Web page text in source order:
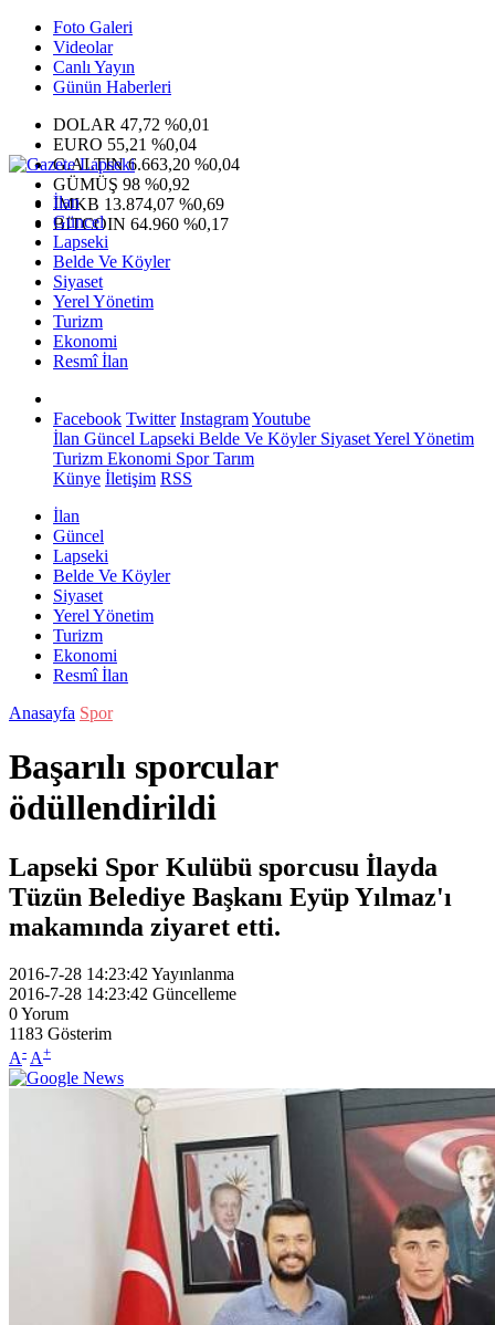
Foto Galeri
Videolar
Canlı Yayın
Günün Haberleri
DOLAR 47,72 %0,01
EURO 55,21 %0,04
G.ALTIN6.663,20 %0,04
GÜMÜŞ 98 %0,92
IMKB 13.874,07 %0,69
BITCOIN 64.960 %0,17
İlan
Güncel
Lapseki
Belde Ve Köyler
Siyaset
Yerel Yönetim
Turizm
Ekonomi
Resmî İlan
Facebook Twitter InstagramYoutube
İlan Güncel Lapseki Belde Ve KöylerSiyasetYerel Yönetim
Turizm Ekonomi SporTarım
Künye İletişim RSS
İlan
Güncel
Lapseki
Belde Ve Köyler
Siyaset
Yerel Yönetim
Turizm
Ekonomi
Resmî İlan
Anasayfa Spor
Başarılı sporcular
ödüllendirildi
Lapseki Spor Kulübü sporcusu İlayda
Tüzün Belediye Başkanı Eyüp Yılmaz'ı
makamında ziyaret etti.
2016-7-28 14:23:42 Yayınlanma
2016-7-28 14:23:42 Güncelleme
0Yorum
1183 Gösterim
A- A+